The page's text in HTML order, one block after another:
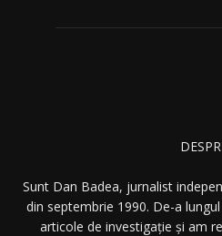
Sunt Dan Badea, jurnalist
din septembrie 1990. De-a
articole de investigație și am